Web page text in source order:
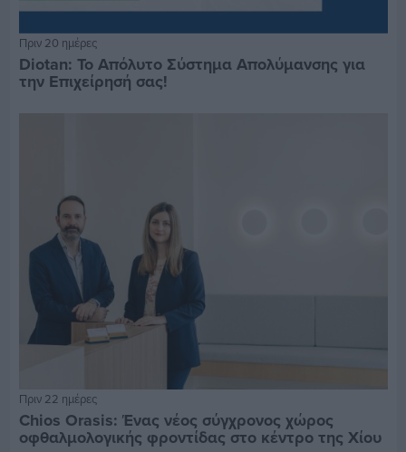
Πριν 20 ημέρες
Diotan: Το Απόλυτο Σύστημα Απολύμανσης για
την Επιχείρησή σας!
Πριν 22 ημέρες
Chios Orasis: Ένας νέος σύγχρονος χώρος
οφθαλμολογικής φροντίδας στο κέντρο της Χίου